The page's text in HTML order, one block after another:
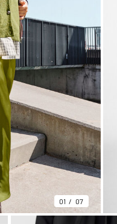
01 07